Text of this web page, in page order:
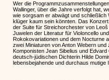
Wer die
Wallinger, über die Jahre verfolgt hat,
wie sorgsam er abwägt und schließlich
klüger kaum sein könnten. Das
der Suite für Streichorchester von
Juwelen der Literatur für Violoncello
Rokokovariationen und dem Nocturne
zwei Miniaturen von Anton Webern
Komponisten Jean Sibelius und
deutsch-jüdischen Dichterin Hilde
lebensbejahende und durchaus mutige